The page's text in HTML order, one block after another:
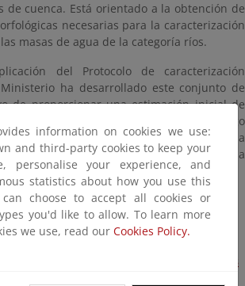
de cuenca. Está orientado a la obtención de
necesarias para la caracterización
masas de agua de la categoría ríos.
del Protocolo de caracterización
ha desarrollado este conjunto de
de proporcionar una estimación inicial de
que puedan ser luego
al realizar el estudio concreto de cada
geográfica del servicio se ha
Acciones Directas en el Cauce
Tramos Modificados por Acciones Directas
information on cookies we use:
and third-party cookies to keep your
personalise your experience, and
statistics about how you use this
choose to accept all cookies or
you'd like to allow. To learn more
we use, read our Cookies Policy.